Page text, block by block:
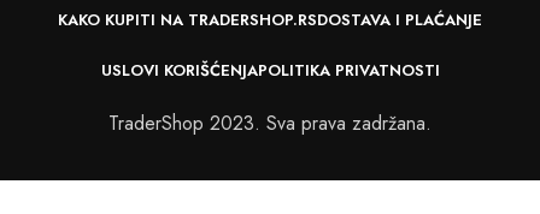
KAKO KUPITI NA TRADERSHOP.RSDOSTAVA I PLAĆANJE
USLOVI KORIŠĆENJAPOLITIKA PRIVATNOSTI
TraderShop 2023. Sva prava zadržana.